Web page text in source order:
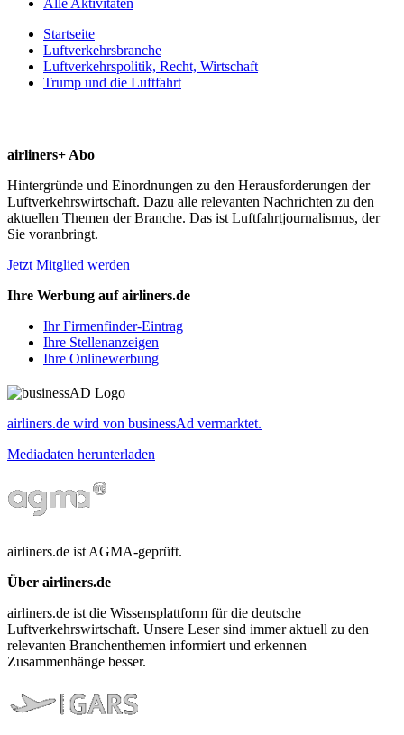
Startseite
Luftverkehrsbranche
Luftverkehrspolitik, Recht, Wirtschaft
Trump und die Luftfahrt
airliners+ Abo
Hintergründe und Einordnungen zu den Herausforderungen der
Luftverkehrswirtschaft. Dazu alle relevanten Nachrichten zu den
aktuellen Themen der Branche. Das ist Luftfahrtjournalismus, der
Sie voranbringt.
Jetzt Mitglied werden
Ihre Werbung auf airliners.de
Ihr Firmenfinder-Eintrag
Ihre Stellenanzeigen
Ihre Onlinewerbung
airliners.de wird von businessAd vermarktet.
Mediadaten herunterladen
airliners.de ist AGMA-geprüft.
Über airliners.de
airliners.de ist die Wissensplattform für die deutsche
Luftverkehrswirtschaft. Unsere Leser sind immer aktuell zu den
relevanten Branchenthemen informiert und erkennen
Zusammenhänge besser.